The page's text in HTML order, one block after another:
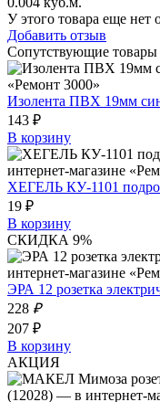
У этого товара еще нет
Добавить отзыв
Сопутствующие товары
Изолента ПВХ 19мм
143 ₽
В корзину
ХЕГЕЛЬ КУ-1101
19 ₽
В корзину
СКИДКА 9%
ЭРА 12 розетка
228 ₽
207 ₽
В корзину
АКЦИЯ